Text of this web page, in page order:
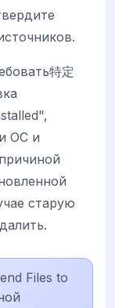
特定
ОС и
старую
Files to